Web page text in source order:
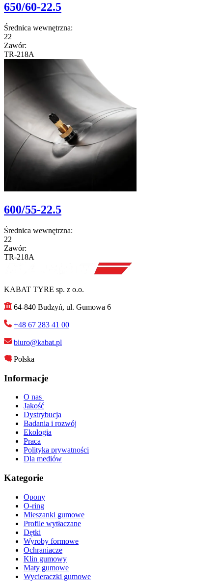
650/60-22.5
Średnica wewnętrzna:
22
Zawór:
TR-218A
600/55-22.5
Średnica wewnętrzna:
22
Zawór:
TR-218A
KABAT TYRE sp. z o.o.
64-840 Budzyń, ul. Gumowa 6
+48 67 283 41 00
biuro@kabat.pl
Polska
Informacje
O nas
Jakość
Dystrybucja
Badania i rozwój
Ekologia
Praca
Polityka prywatności
Dla mediów
Kategorie
Opony
O-ring
Mieszanki gumowe
Profile wytłaczane
Dętki
Wyroby formowe
Ochraniacze
Klin gumowy
Maty gumowe
Wycieraczki gumowe